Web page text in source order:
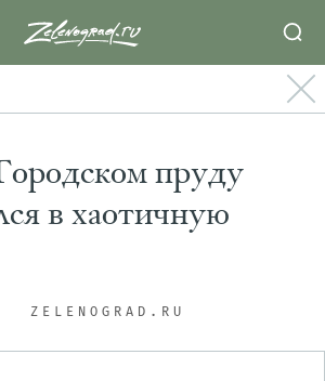
пруду
в хаотичную
ZELENOGRAD.RU